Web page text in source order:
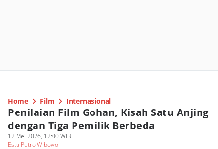
Home Film Internasional
Penilaian Film Gohan, Kisah Satu Anjing
dengan Tiga Pemilik Berbeda
12 Mei 2026, 12:00 WIB
Estu Putro Wibowo